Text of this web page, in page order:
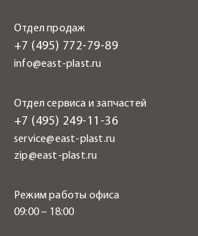
Отдел продаж
+7 (495) 772-79-89
info@east-plast.ru
Отдел сервиса и запчастей
+7 (495) 249-11-36
service@east-plast.ru
zip@east-plast.ru
Режим работы офиса
09:00 – 18:00